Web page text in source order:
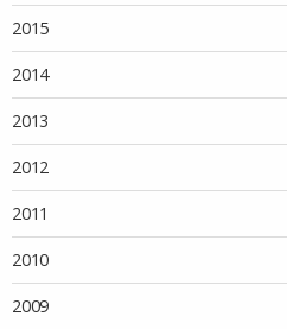
2015
2014
2013
2012
2011
2010
2009